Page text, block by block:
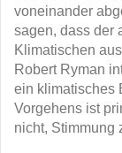
voneinander
sagen, dass der
Klimatischen
Robert Ryman
ein klimatisches
Vorgehens ist
nicht, Stimmung